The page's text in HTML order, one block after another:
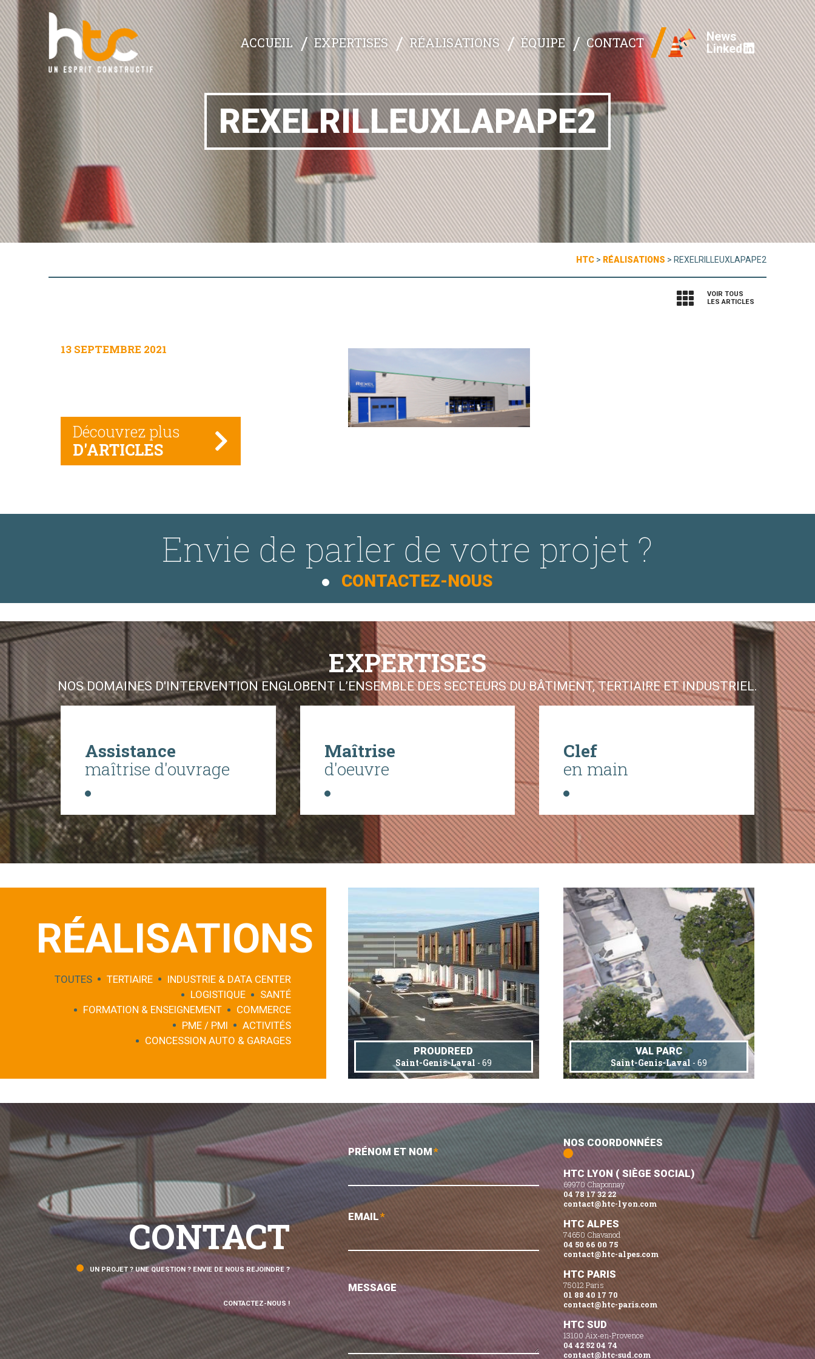
ACCUEIL EXPERTISES RÉALISATIONS ÉQUIPE CONTACT
News
Linked
REXELRILLEUXLAPAPE2
HTC > RÉALISATIONS > REXELRILLEUXLAPAPE2
VOIR TOUS
LES ARTICLES
13 SEPTEMBRE 2021
Découvrez plus
D'ARTICLES
Envie de parler de votre projet ?
CONTACTEZ-NOUS
EXPERTISES
NOS DOMAINES D'INTERVENTION ENGLOBENT L’ENSEMBLE DES SECTEURS DU BÂTIMENT, TERTIAIRE ET INDUSTRIEL.
Assistance
maîtrise d'ouvrage
Maîtrise
d'oeuvre
Clef
en main
RÉALISATIONS
TOUTES TERTIAIRE
INDUSTRIE & DATA CENTER
LOGISTIQUE
SANTÉ
FORMATION & ENSEIGNEMENT
COMMERCE
PME / PMI
ACTIVITÉS
CONCESSION AUTO & GARAGES
PROUDREED
Saint-Genis-Laval - 69
VAL PARC
Saint-Genis-Laval - 69
CONTACT
UN PROJET ? UNE QUESTION ? ENVIE DE NOUS REJOINDRE ?
CONTACTEZ-NOUS !
PRÉNOM ET NOM*
EMAIL*
MESSAGE
NOS COORDONNÉES
HTC LYON ( SIÈGE SOCIAL)
69970 Chaponnay
04 78 17 32 22
contact@htc-lyon.com
HTC ALPES
74650 Chavanod
04 50 66 00 75
contact@htc-alpes.com
HTC PARIS
75012 Paris
01 88 40 17 70
contact@htc-paris.com
HTC SUD
13100 Aix-en-Provence
04 42 52 04 74
contact@htc-sud.com